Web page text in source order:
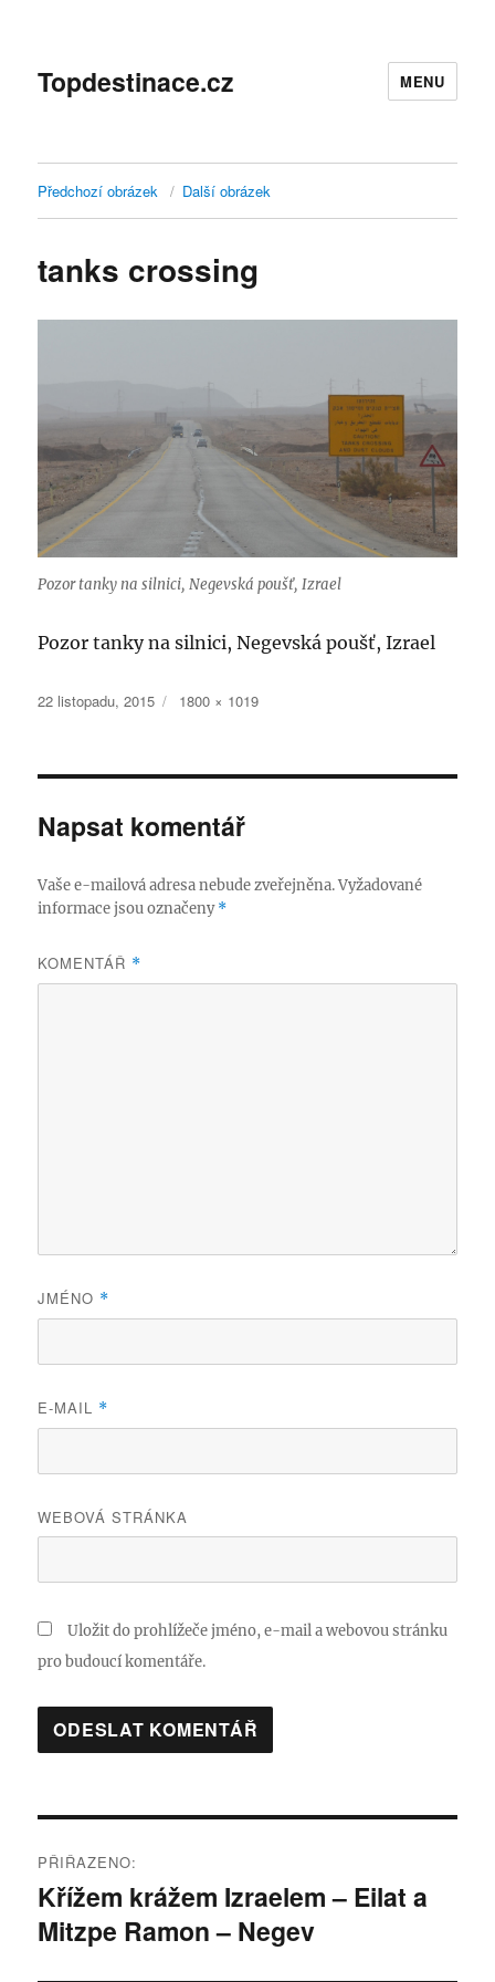
Topdestinace.cz MENU
Předchozí obrázek Další obrázek
tanks crossing
Pozor tanky na silnici, Negevská poušť, Izrael
Pozor tanky na silnici, Negevská poušť, Izrael
Publikováno:
22 listopadu, 2015
Původní
1800 × 1019
Napsat komentář
Vaše e-mailová adresa nebude zveřejněna. Vyžadované
informace jsou označeny*
KOMENTÁŘ *
JMÉNO *
E-MAIL *
WEBOVÁ STRÁNKA
Uložit do prohlížeče jméno, e-mail a webovou stránku
pro budoucí komentáře.
pro
příspěvek
PŘIŘAZENO:
Křížem krážem Izraelem – Eilat a
Mitzpe Ramon – Negev